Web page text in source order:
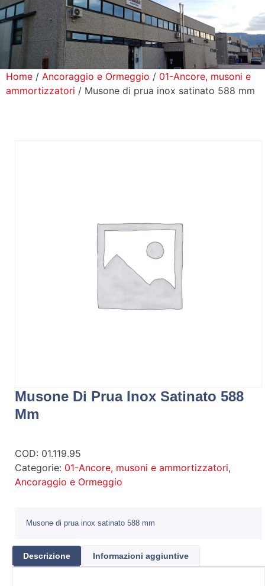
Prodotti
Home / Ancoraggio e Ormeggio / 01-Ancore, musoni e
ammortizzatori / Musone di prua inox satinato 588 mm
Musone Di Prua Inox Satinato 588
Mm
COD: 01.119.95
Categorie: 01-Ancore, musoni e ammortizzatori,
Ancoraggio e Ormeggio
Musone di prua inox satinato 588 mm
Descrizione Informazioni aggiuntive